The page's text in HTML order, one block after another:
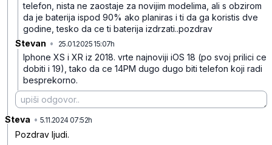
telefon, nista ne zaostaje za novijim modelima, ali s obzirom
da je baterija ispod 90% ako planiras i ti da ga koristis dve
godine, tesko da ce ti baterija izdrzati..pozdrav
Stevan • 25.01.2025 15:07h
Iphone XS i XR iz 2018. vrte najnoviji iOS 18 (po svoj prilici ce
dobiti i 19), tako da ce 14PM dugo dugo biti telefon koji radi
besprekorno.
Steva • 5.11.2024 07:52h
Pozdrav ljudi.